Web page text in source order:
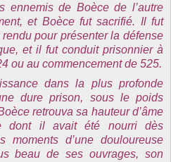
ennemis de Boèce de l’autre
et Boèce fut sacrifié. Il fut
pour présenter la défense
et il fut conduit prisonnier à
ou au commencement de 525.
dans la plus profonde
dure prison, sous le poids
retrouva sa hauteur d’âme
dont il avait été nourri dès
moments d’une douloureuse
beau de ses ouvrages, son